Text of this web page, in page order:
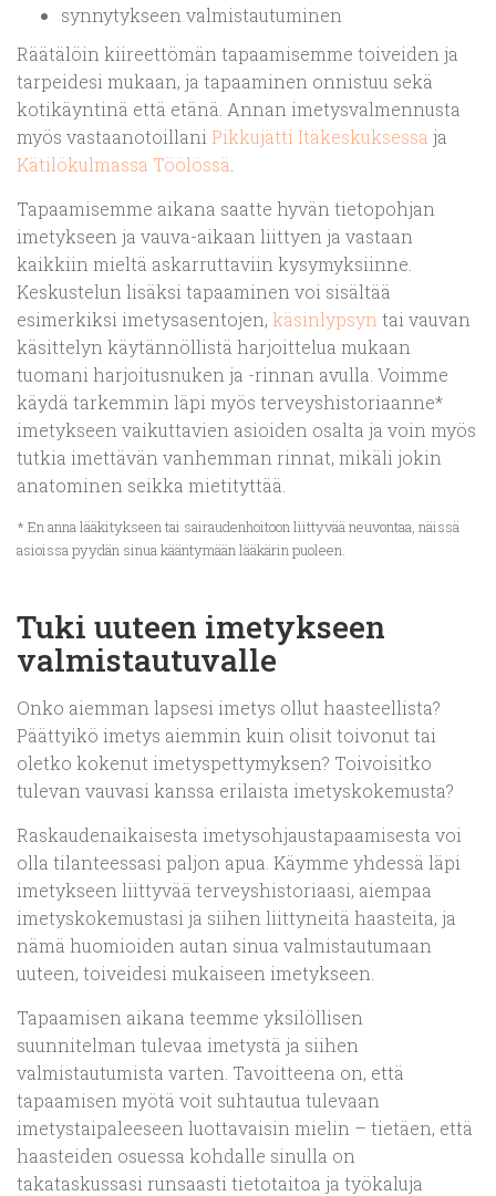
synnytykseen valmistautuminen
Räätälöin kiireettömän tapaamisemme toiveiden ja
tarpeidesi mukaan, ja tapaaminen onnistuu sekä
kotikäyntinä että etänä. Annan imetysvalmennusta
myös vastaanotoillani Pikkujätti Itäkeskuksessa ja
Kätilökulmassa Töölössä
Tapaamisemme aikana saatte hyvän tietopohjan
imetykseen ja vauva-aikaan liittyen ja vastaan
kaikkiin mieltä askarruttaviin kysymyksiinne.
Keskustelun lisäksi tapaaminen voi sisältää
esimerkiksi imetysasentojen, käsinlypsyn tai vauvan
käsittelyn käytännöllistä harjoittelua mukaan
tuomani harjoitusnuken ja -rinnan avulla. Voimme
käydä tarkemmin läpi myös terveyshistoriaanne*
imetykseen vaikuttavien asioiden osalta ja voin myös
tutkia imettävän vanhemman rinnat, mikäli jokin
anatominen seikka mietityttää.
* En anna lääkitykseen tai sairaudenhoitoon liittyvää neuvontaa, näissä
asioissa pyydän sinua kääntymään lääkärin puoleen.
Tuki uuteen imetykseen
valmistautuvalle
Onko aiemman lapsesi imetys ollut haasteellista?
Päättyikö imetys aiemmin kuin olisit toivonut tai
oletko kokenut imetyspettymyksen? Toivoisitko
tulevan vauvasi kanssa erilaista imetyskokemusta?
Raskaudenaikaisesta imetysohjaustapaamisesta voi
olla tilanteessasi paljon apua. Käymme yhdessä läpi
imetykseen liittyvää terveyshistoriaasi, aiempaa
imetyskokemustasi ja siihen liittyneitä haasteita, ja
nämä huomioiden autan sinua valmistautumaan
uuteen, toiveidesi mukaiseen imetykseen.
Tapaamisen aikana teemme yksilöllisen
suunnitelman tulevaa imetystä ja siihen
valmistautumista varten. Tavoitteena on, että
tapaamisen myötä voit suhtautua tulevaan
imetystaipaleeseen luottavaisin mielin – tietäen, että
haasteiden osuessa kohdalle sinulla on
takataskussasi runsaasti tietotaitoa ja työkaluja